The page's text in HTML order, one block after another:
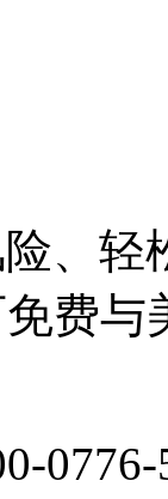
、轻
费与
0776-